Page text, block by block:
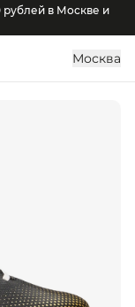
рублей в Москве и
Москва